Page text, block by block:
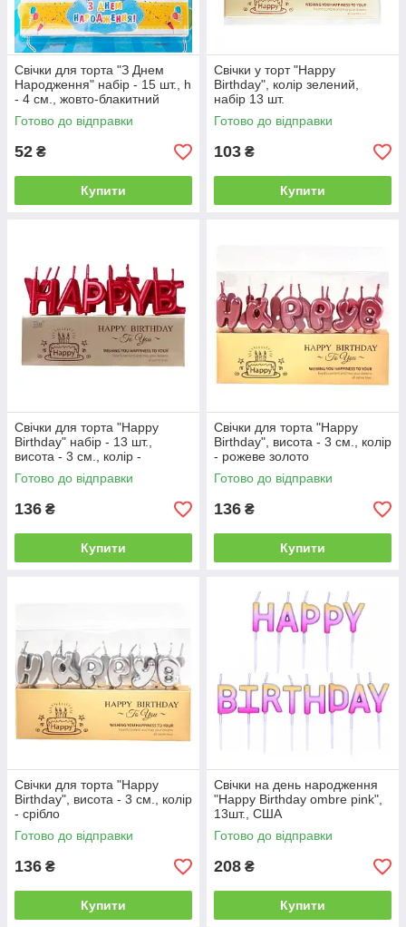
Свічки для торта "З Днем
Народження" набір - 15 шт., h
- 4 см., жовто-блакитний
Готово до відправки
52 ₴
Купити
Свічки у торт "Happy
Birthday", колір зелений,
набір 13 шт.
Готово до відправки
103 ₴
Купити
Свічки для торта "Happy
Birthday" набір - 13 шт.,
висота - 3 см., колір -
червоний
Готово до відправки
136 ₴
Купити
Свічки для торта "Happy
Birthday", висота - 3 см., колір
- рожеве золото
Готово до відправки
136 ₴
Купити
Свічки для торта "Happy
Birthday", висота - 3 см., колір
- срібло
Готово до відправки
136 ₴
Купити
Свічки на день народження
"Happy Birthday ombre pink",
13шт., США
Готово до відправки
208 ₴
Купити